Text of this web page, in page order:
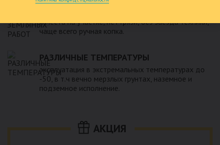
и места на участке, нет грязи, без заезда техники,
чаще всего ручная копка.
РАЗЛИЧНЫЕ ТЕМПЕРАТУРЫ
эксплуатация в экстремальных температурах до
-50, в т.ч вечно мерзлых грунтах, наземное и
подземное исполнение.
АКЦИЯ